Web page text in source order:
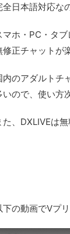
全日本語対応な
マホ・PC・タ
修正チャットが
内のアダルトチ
いので、使い方
た、DXLIVEは
下の動画でVプ